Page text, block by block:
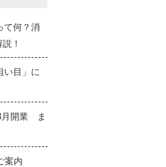
て何？消
！
い目」に
月開業 ま
案内